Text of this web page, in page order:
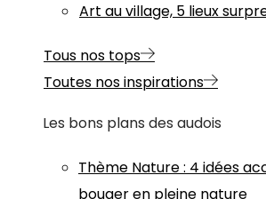
Art au village, 5 lieux
Tous nos tops
Toutes nos inspirations
Les bons plans des audois
Thème Nature: 4 idées
bouger en pleine nature